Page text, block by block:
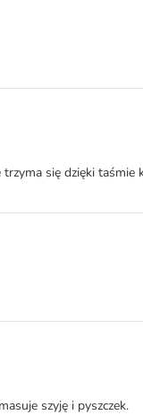
się dzięki taśmie
szyję i pyszczek.